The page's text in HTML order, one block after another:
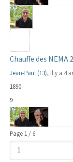
Chauffe des NEMA
Jean-Paul (13), Il y a 4
1890
9
Page 1 / 6